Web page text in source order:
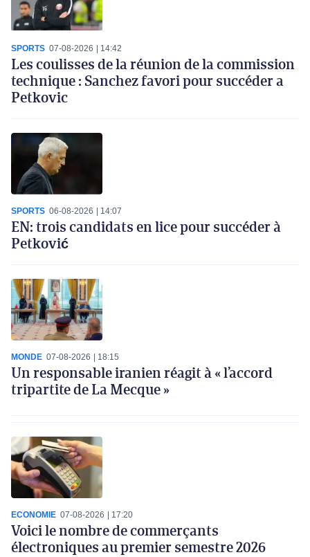
SPORTS 07-08-2026 14:42
Les coulisses de la réunion de la commission
technique : Sanchez favori pour succéder a
Petkovic
SPORTS 06-08-2026 14:07
EN: trois candidats en lice pour succéder à
Petković
MONDE 07-08-2026 18:15
Un responsable iranien réagit à « l’accord
tripartite de La Mecque »
ECONOMIE 07-08-2026 17:20
Voici le nombre de commerçants
électroniques au premier semestre 2026